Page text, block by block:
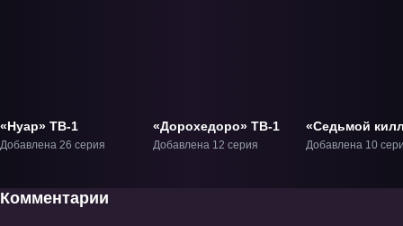
«Нуар» ТВ-1
Добавлена 26 серия
«Дорохедоро» ТВ-1
Добавлена 12 серия
«Седьмой
ТВ-1
Добавлена 10
Комментарии